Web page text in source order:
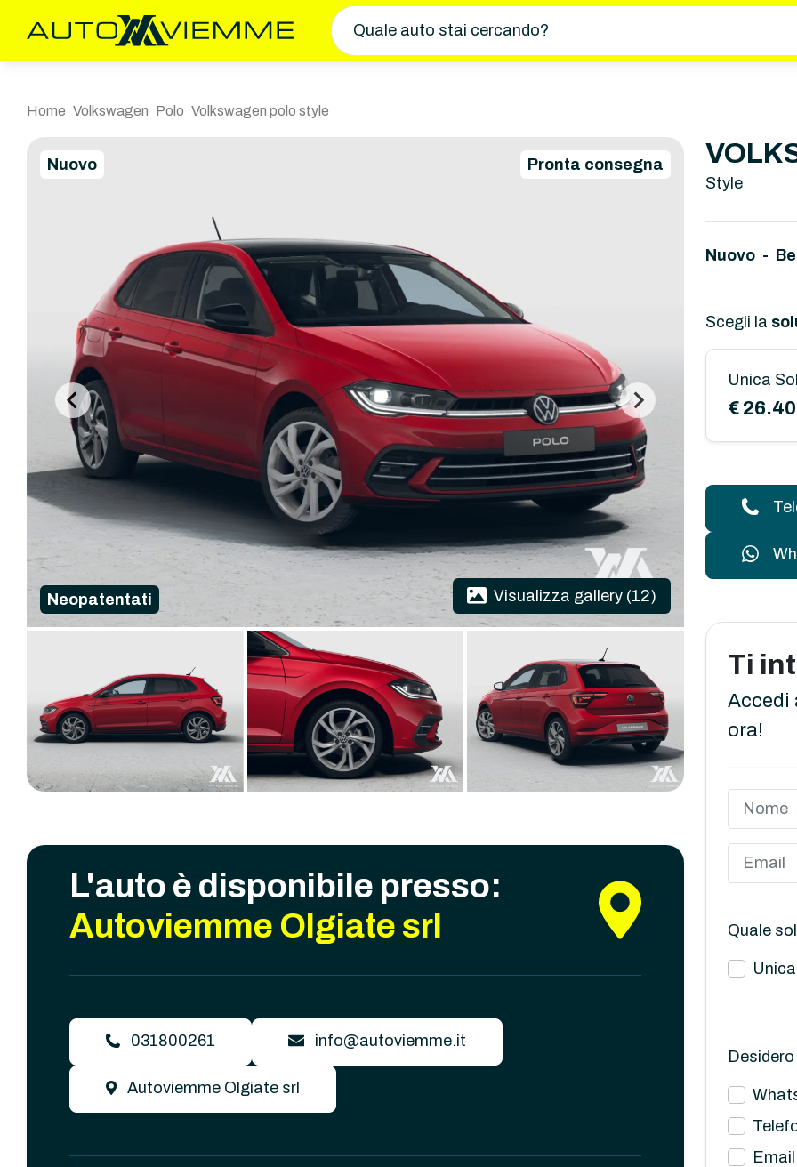
Quale auto stai cercando?
Home Volkswagen Polo Volkswagen polo style
Nuovo Pronta consegna
Neopatentati Visualizza gallery (12)
L'auto è disponibile presso:
Autoviemme Olgiate srl
031800261 info@autoviemme.it
Autoviemme Olgiate srl
Style
Nuovo -
Scegli la
Unica
€
Ti
Accedi
ora!
Quale
Email